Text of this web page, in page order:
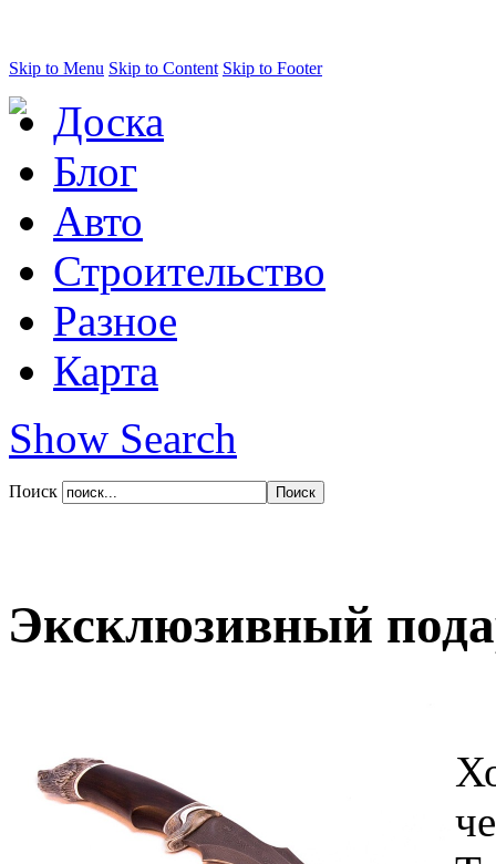
Skip to Menu Skip to Content Skip to Footer
Доска
Блог
Авто
Строительство
Разное
Карта
Show Search
Поиск
Эксклюзивный